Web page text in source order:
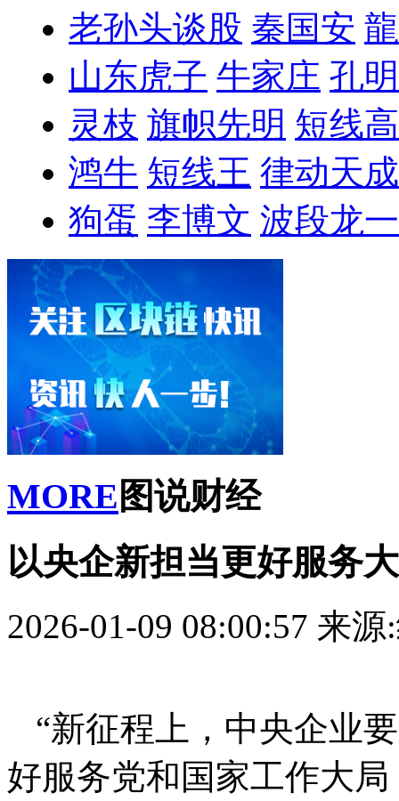
老孙头谈股 秦国安
山东虎子 牛家庄 孔
灵枝 旗帜先明 短线
鸿牛 短线王 律动天成
狗蛋 李博文 波段龙一
MORE 图说财经
以央企新担当更好服务
2026-01-09 08:00:57 来源
“新征程上，中央企业
好服务党和国家工作大